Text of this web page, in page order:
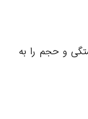
و حجم را به